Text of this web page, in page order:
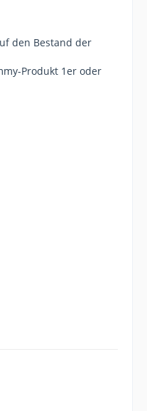
den Bestand der
Produkt 1er oder